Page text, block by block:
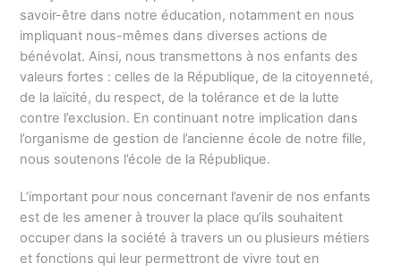
savoir-être dans notre éducation, notamment en nous
impliquant nous-mêmes dans diverses actions de
bénévolat. Ainsi, nous transmettons à nos enfants des
valeurs fortes : celles de la République, de la citoyenneté,
de la laïcité, du respect, de la tolérance et de la lutte
contre l’exclusion. En continuant notre implication dans
l’organisme de gestion de l’ancienne école de notre fille,
nous soutenons l’école de la République.
L’important pour nous concernant l’avenir de nos enfants
est de les amener à trouver la place qu’ils souhaitent
occuper dans la société à travers un ou plusieurs métiers
et fonctions qui leur permettront de vivre tout en